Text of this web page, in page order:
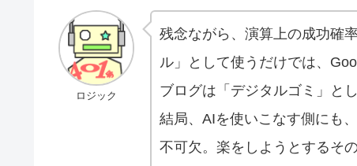
ロジック
残念ながら、演算上の成功確
ル」として使うだけでは、
ブログは「デジタルゴミ」と
結局、AIを使いこなす側にも
不可欠。楽をしようとするそ